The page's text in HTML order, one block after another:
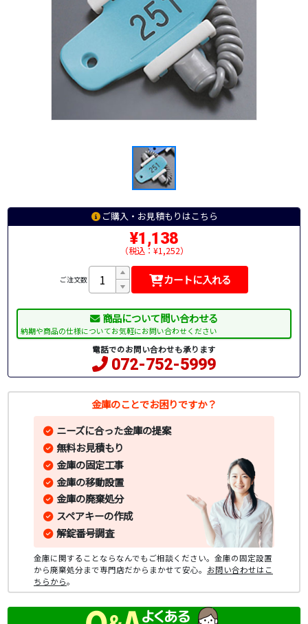
ご購入・お見積もりはこちら
¥1,138
（税込：¥1,252）
ご注文数 カートに入れる
商品について問い合わせる
納期や商品の仕様についてお気軽にお問い合わせください
電話でのお問い合わせも承ります
072-752-5999
金庫のことでお困りですか？
ニーズに合った金庫の提案
無料お見積もり
金庫の固定工事
金庫の移動設置
金庫の廃棄処分
スペアキーの作成
解錠番号調査
金庫に関することならなんでもご相談ください。金庫の固定設置
から廃棄処分まで専門店だからまかせて安心。 お問い合わせはこ
ちらから。